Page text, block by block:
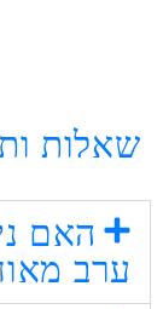
שאלות
האם
ערב